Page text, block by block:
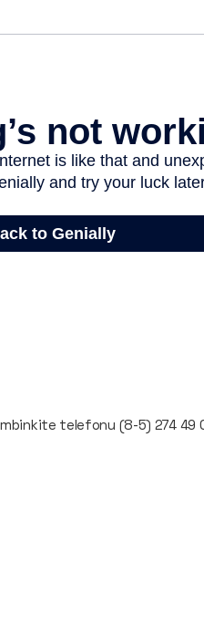
telefonu (8-5) 274 49